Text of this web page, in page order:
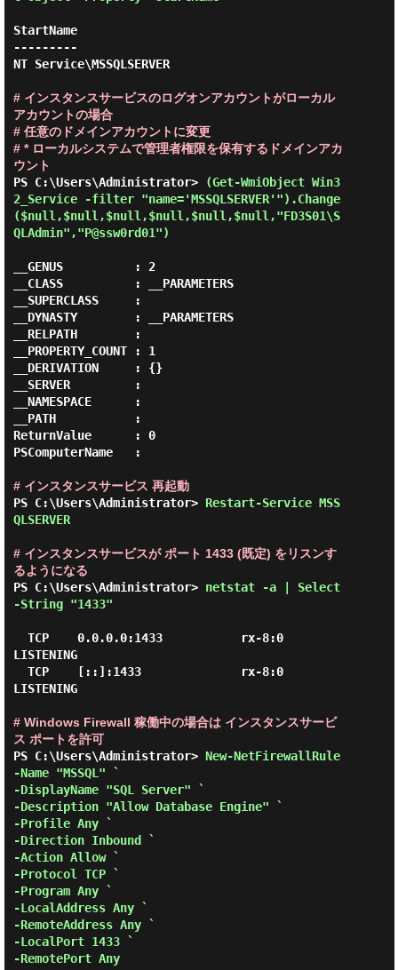
StartName
---------
NT Service\MSSQLSERVER
# インスタンスサービスのログオンアカウントがローカル
アカウントの場合
# 任意のドメインアカウントに変更
# * ローカルシステムで管理者権限を保有するドメインアカ
ウント
PS C:\Users\Administrator>
(Get-WmiObject Win3
2_Service -filter "name='MSSQLSERVER'").Change
($null,$null,$null,$null,$null,$null,"FD3S01\S
QLAdmin","P@ssw0rd01")
__GENUS          : 2
__CLASS          : __PARAMETERS
__SUPERCLASS     :
__DYNASTY        : __PARAMETERS
__RELPATH        :
__PROPERTY_COUNT : 1
__DERIVATION     : {}
__SERVER         :
__NAMESPACE      :
__PATH           :
ReturnValue      : 0
PSComputerName   :
# インスタンスサービス 再起動
PS C:\Users\Administrator> Restart-Service MSS
QLSERVER
# インスタンスサービスが ポート 1433 (既定) をリスンす
るようになる
PS C:\Users\Administrator> netstat -a | Select
-String "1433"
LISTENING
LISTENING
# Windows Firewall 稼働中の場合は インスタンスサービ
ス ポートを許可
PS C:\Users\Administrator> New-NetFirewallRule
-Name "MSSQL" `
-DisplayName "SQL Server" `
-Description "Allow Database Engine" `
-Profile Any `
-Direction Inbound `
-Action Allow `
-Protocol TCP `
-Program Any `
-LocalAddress Any `
-RemoteAddress Any `
-LocalPort 1433 `
-RemotePort Any